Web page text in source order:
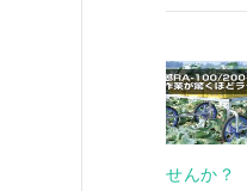
せんか？